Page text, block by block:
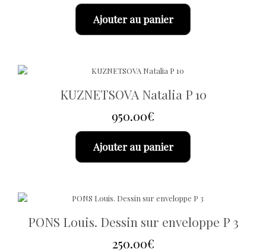
Ajouter au panier
KUZNETSOVA Natalia P 10
950.00€
Ajouter au panier
PONS Louis. Dessin sur enveloppe P 3
250.00€